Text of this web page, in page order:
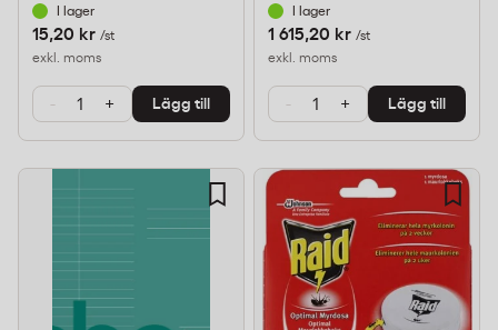
I lager
15,20 kr /st
exkl. moms
- + Lägg till
I lager
1 615,20 kr /st
exkl. moms
- + Lägg till